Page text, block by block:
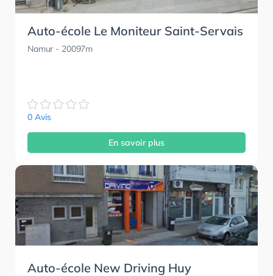
Auto-école Le Moniteur Saint-Servais
Namur - 20097m
0 Avis
En savoir plus
Auto-école New Driving Huy